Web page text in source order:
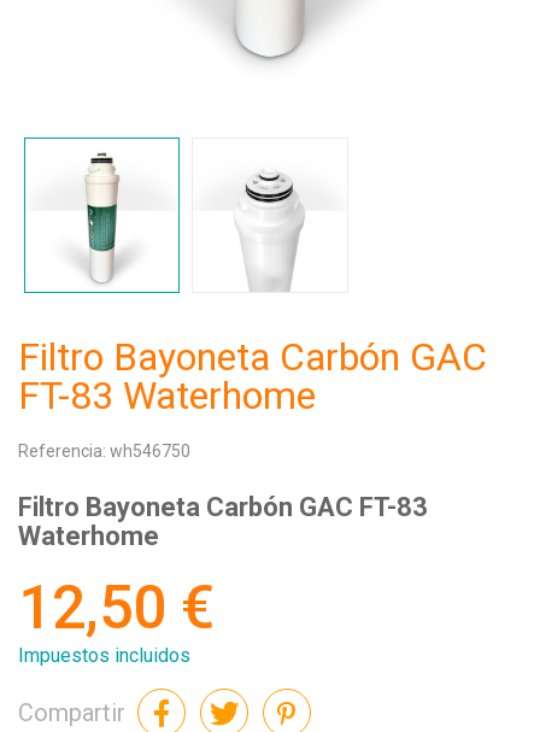
Filtro Bayoneta Carbón GAC
FT-83 Waterhome
Referencia: wh546750
Filtro Bayoneta Carbón GAC FT-83
Waterhome
12,50 €
Impuestos incluidos
Compartir